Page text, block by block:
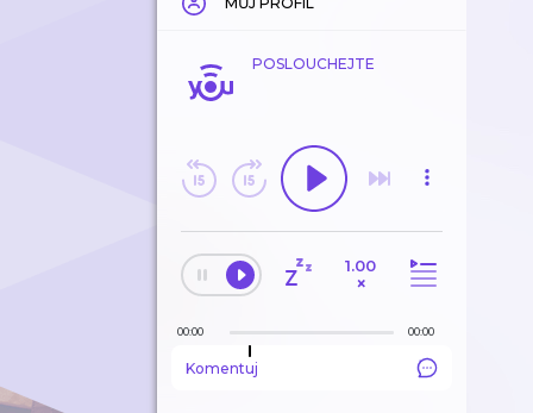
POSLOUCHEJTE
1.00
×
00:00 00:00
Komentuj